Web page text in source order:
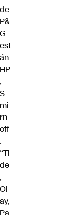
de
P&
G
est
án
HP
,
S
mi
rn
off
.
“Ti
de
,
Ol
ay,